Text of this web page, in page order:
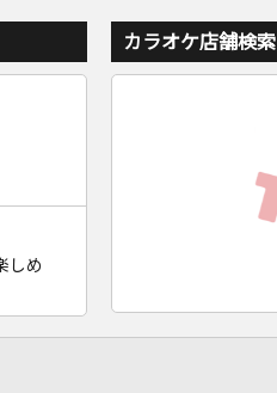
しめ
カラオケ店舗検索